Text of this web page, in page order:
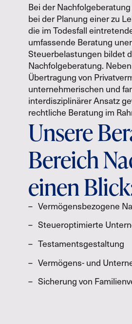
Bei der
bei der Planung einer zu
die im Todesfall
umfassende Beratung
Steuerbelastungen bildet
Nachfolgeberatung.
Übertragung von
unternehmerischen und
interdisziplinärer Ansatz
rechtliche Beratung im
Unsere
Bereich
einen
Vermögensbezogene
Steueroptimierte
Testamentsgestaltung
Vermögens- und
Sicherung von